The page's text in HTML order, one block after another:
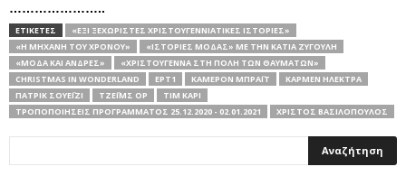
…………………..
ΕΤΙΚΕΤΕΣ
«ΈΞΙ ΞΕΧΩΡΙΣΤΈΣ ΧΡΙΣΤΟΥΓΕΝΝΙΆΤΙΚΕΣ ΙΣΤΟΡΊΕΣ»
«Η ΜΗΧΑΝΉ ΤΟΥ ΧΡΌΝΟΥ»
«ΙΣΤΟΡΊΕΣ ΜΌΔΑΣ» ΜΕ ΤΗΝ ΚΆΤΙΑ ΖΥΓΟΎΛΗ
«ΜΌΔΑ ΚΑΙ ΆΝΔΡΕΣ»
«ΧΡΙΣΤΟΎΓΕΝΝΑ ΣΤΗ ΠΌΛΗ ΤΩΝ ΘΑΥΜΆΤΩΝ»
CHRISTMAS IN WONDERLAND
ΕΡΤ1 ΚΆΜΕΡΟΝ ΜΠΡΆΙΤ
ΚΆΡΜΕΝ ΗΛΈΚΤΡΑ
ΠΆΤΡΙΚ ΣΟΥΈΙΖΙ
ΤΖΈΙΜΣ ΟΡ
ΤΙΜ ΚΆΡΙ
ΤΡΟΠΟΠΟΙΉΣΕΙΣ ΠΡΟΓΡΆΜΜΑΤΟΣ 25.12.2020 - 02.01.2021
ΧΡΊΣΤΟΣ ΒΑΣΙΛΌΠΟΥΛΟΣ